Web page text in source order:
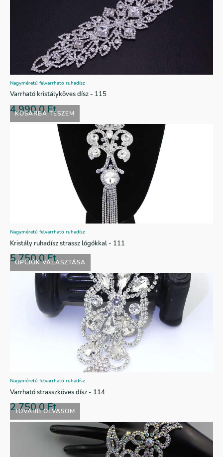
KOSÁRBA TESZEM
Nagyméretű felvarrható ruhadísz
Varrható kristályköves dísz - 115
4.990,0Ft
OPCIÓK VÁLASZTÁSA
Nagyméretű felvarrható ruhadísz
Kristály ruhadísz strassz lógókkal - 111
5.750,0Ft
TOVÁBB OLVASOM
Nagyméretű felvarrható ruhadísz
Varrható strasszköves dísz - 114
2.750,0Ft